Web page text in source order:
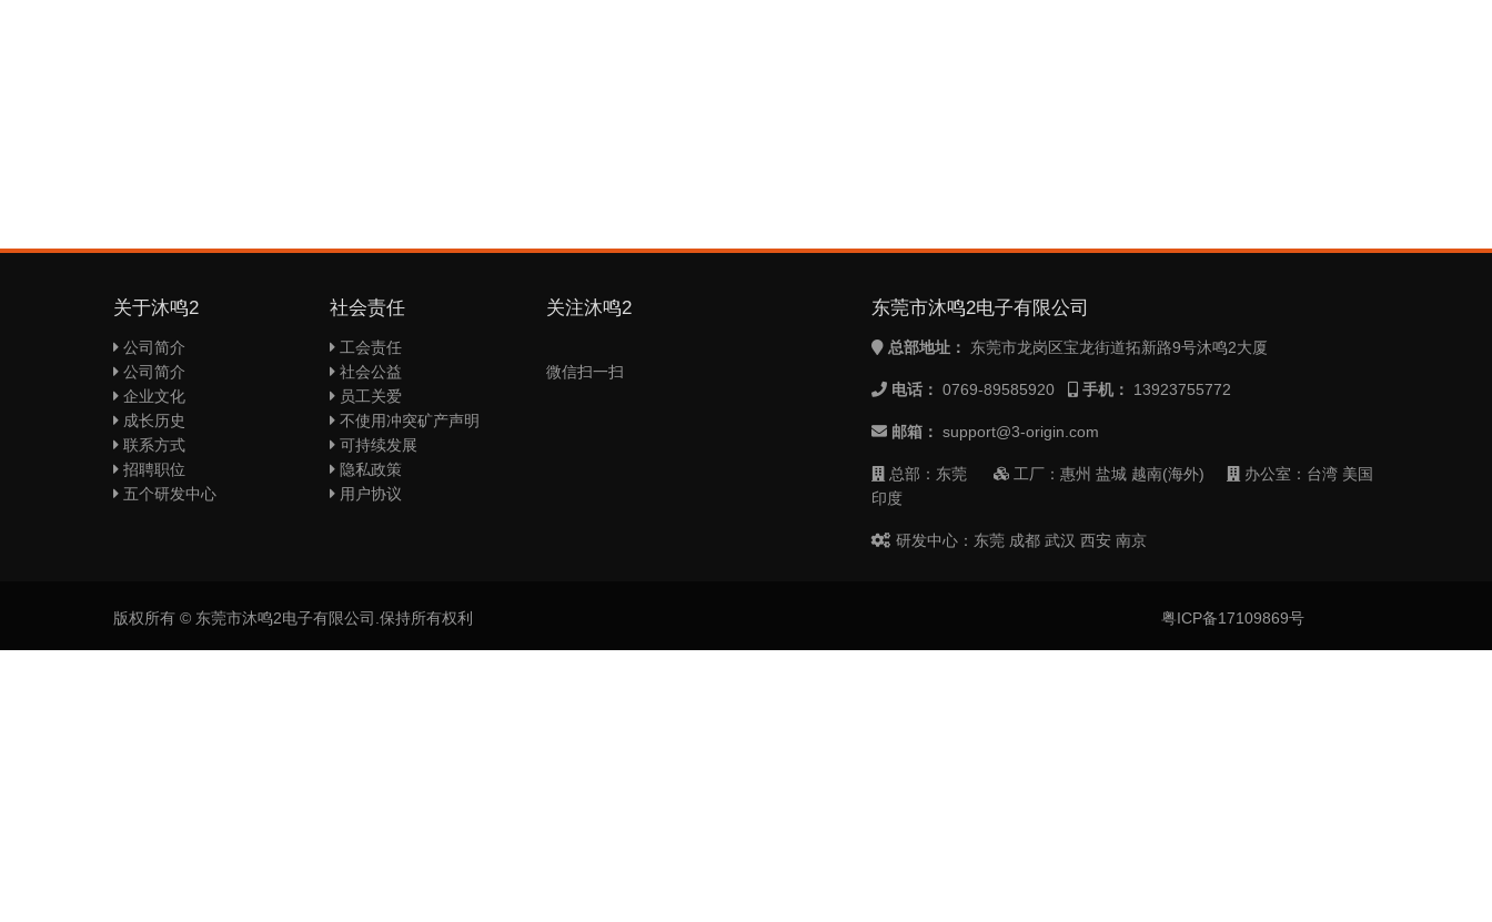
关于沐鸣2
公司简介
公司简介
企业文化
成长历史
联系方式
招聘职位
五个研发中心
社会责任
工会责任
社会公益
员工关爱
不使用冲突矿产声明
可持续发展
隐私政策
用户协议
关注沐鸣2
微信扫一扫
东莞市沐鸣2电子有限公司
总部地址： 东莞市龙岗区宝龙街道拓新路9号沐鸣2大厦
电话： 0769-89585920 手机： 13923755772
邮箱： support@3-origin.com
总部：东莞 工厂：惠州 盐城 越南(海外)
办公室：台湾 美国
印度
研发中心：东莞 成都 武汉 西安 南京
版权所有 © 东莞市沐鸣2电子有限公司.保持所有权利 粤ICP备17109869号